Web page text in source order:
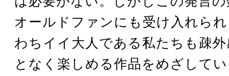
オールドファンにも受け入れら
わちイイ大人である私たちも疎
となく楽しめる作品をめざして